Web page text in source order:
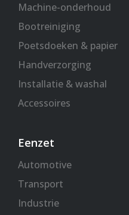
Machine-onderhoud
Bootreiniging
Poetsdoeken & papier
Handverzorging
Installatie & washal
Accessoires
Eenzet
Automotive
Transport
Industrie